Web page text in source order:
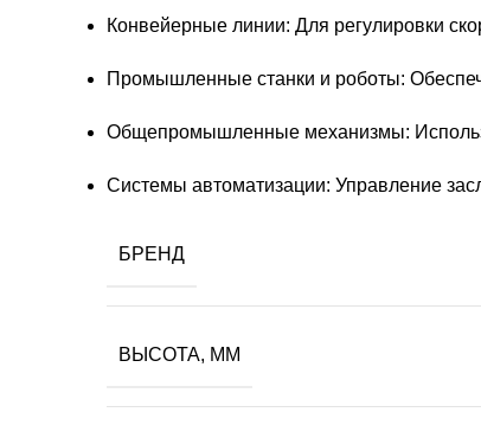
Конвейерные линии: Для регулировки
Промышленные станки и роботы:
Общепромышленные механизмы:
Системы автоматизации: Управление
БРЕНД
ВЫСОТА, ММ